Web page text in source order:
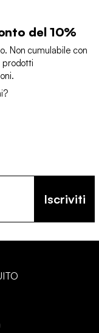
del 10%
Non cumulabile con
prodotti
Iscriviti